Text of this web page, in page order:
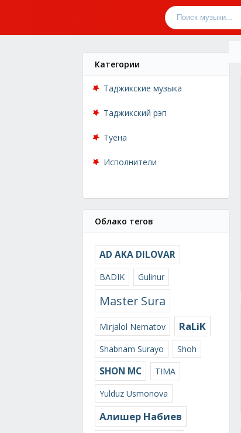
Категории
Таджикские музыка
Таджикский рэп
Туёна
Исполнители
Облако тегов
AD AKA DILOVAR
BADIK Gulinur
Master Sura
Mirjalol Nematov RaLiK
Shabnam Surayo Shoh
SHON MC
TIMA
Yulduz Usmonova
Алишер Набиев